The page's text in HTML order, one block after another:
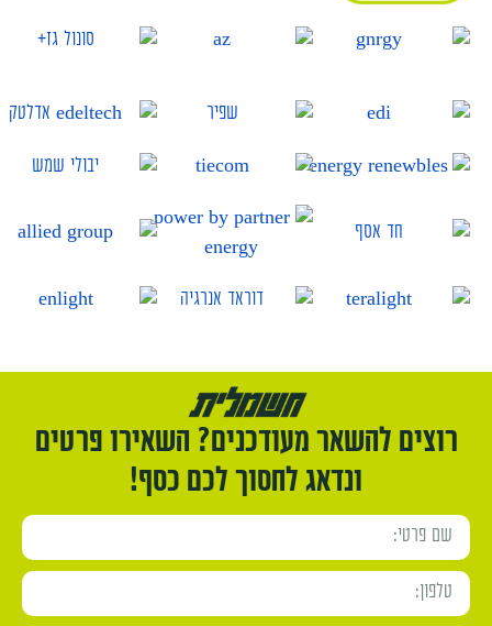
רוצים להשאר מעודכנים? השאירו פרטים
ונדאג לחסוך לכם כסף!